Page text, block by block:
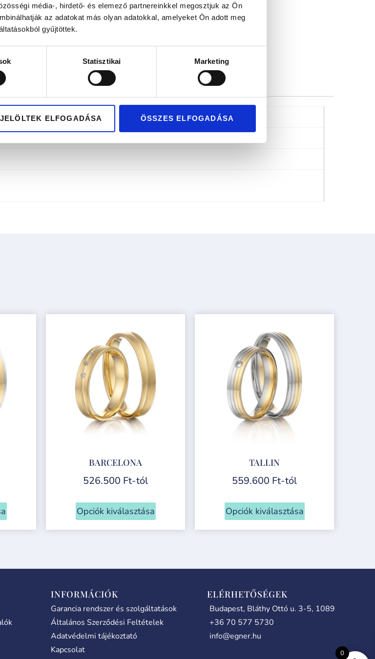
média-, hirdető- és elemező partnereinkkel megosztjuk az Ön
az adatokat más olyan adatokkal, amelyeket Ön adott meg
gyűjtöttek.
Statisztikai Marketing
ELFOGADÁSA ÖSSZES ELFOGADÁSA
0
és gyártás Kizárólag prémium minőség
BARCELONA
526.500 Ft-tól
Opciók kiválasztása
TALLIN
559.600 Ft-tól
Opciók kiválasztása
INFORMÁCIÓK
Garancia rendszer és szolgáltatások
Általános Szerződési Feltételek
Adatvédelmi tájékoztató
Kapcsolat
ELÉRHETŐSÉGEK
Budapest, Bláthy Ottó u. 3-5, 1089
+36 70 577 5730
info@egner.hu